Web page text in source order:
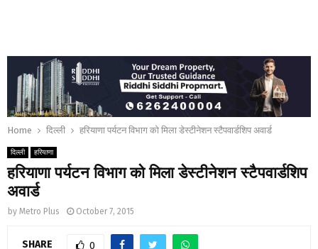
Home दिल्ली हरियाणा पर्यटन विभाग को मिला डेस्टीनेशन स्टैपवार्डशिप अवार्ड
दिल्ली हरियाणा
हरियाणा पर्यटन विभाग को मिला डेस्टीनेशन स्टैपवार्डशिप
अवार्ड
by Metro Plus October 7, 2015
SHARE 0